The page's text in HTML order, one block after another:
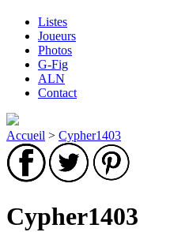
Listes
Joueurs
Photos
G-Fig
ALN
Contact
Accueil > Cypher1403
Cypher1403